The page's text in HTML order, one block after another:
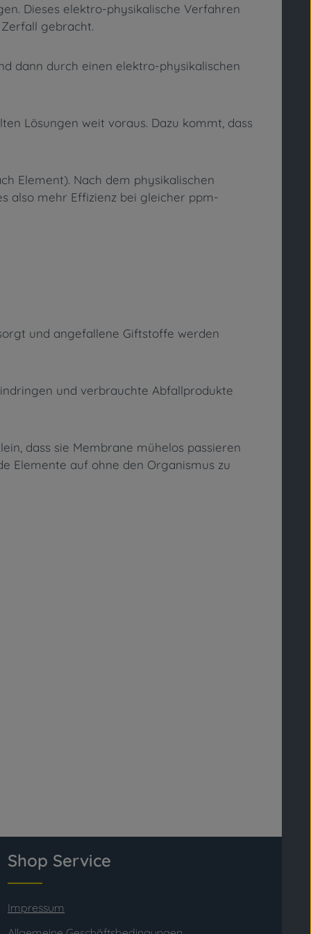
Dieses elektro-physikalische Verfahren
gebracht.
dann durch einen elektro-physikalischen
Lösungen weit voraus. Dazu kommt, dass
Element). Nach dem physikalischen
also mehr Effizienz bei gleicher ppm-
und angefallene Giftstoffe werden
und verbrauchte Abfallprodukte
dass sie Membrane mühelos passieren
Elemente auf ohne den Organismus zu
Shop Service
Impressum